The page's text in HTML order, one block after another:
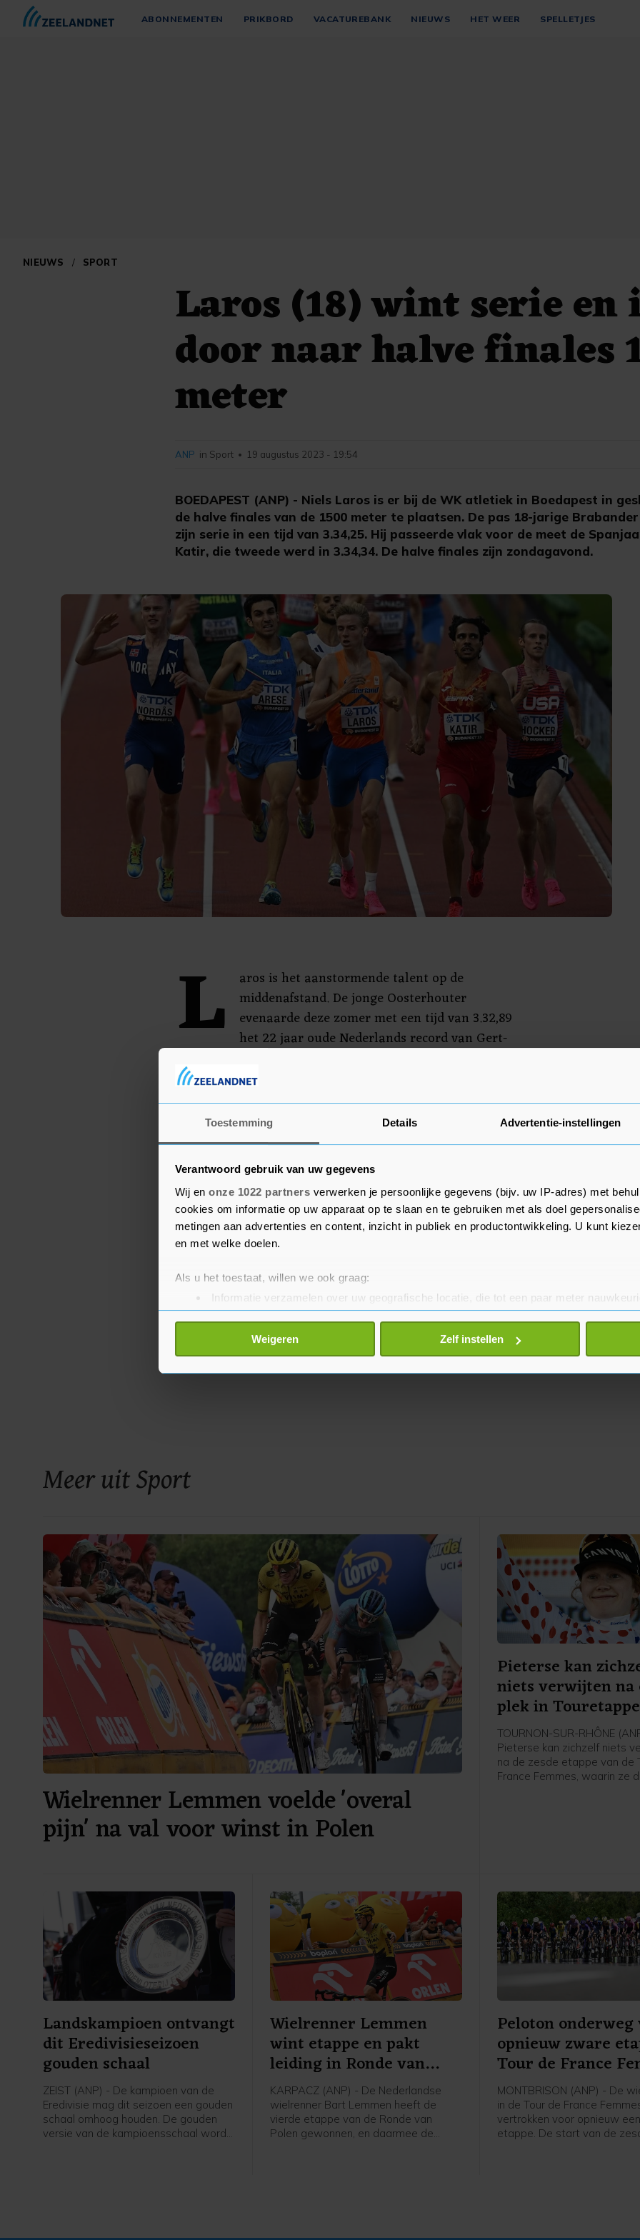
Toestemming Details Advertentie-instellingen
Verantwoord gebruik van uw gegevens
Wij en onze 1022 partners verwerken je persoonlijke gegevens (bijv. uw IP-adres) met
cookies om informatie op uw apparaat op te slaan en te gebruiken met als doel
metingen aan advertenties en content, inzicht in publiek en productontwikkeling. U kunt
en met welke doelen.
Als u het toestaat, willen we ook graag:
Informatie verzamelen over uw geografische locatie, die tot een paar meter
Uw apparaat identificeren door het actief te scannen op specifieke eigenschappen
Lees meer over hoe uw persoonlijke gegevens worden verwerkt en stel uw voorkeuren in het
toestemming op elk moment wijzigen of intrekken in de Cookieverklaring.
Weigeren Zelf instellen
ABONNEMENTEN PRIKBORD VACATUREBANK NIEUWS HET WEER SPELLETJES
NIEUWS / SPORT
Laros (18) wint serie en
door naar halve finales
meter
BOEDAPEST (ANP) - Niels Laros is er bij de WK atletiek in Boedapest in
de halve finales van de 1500 meter te plaatsen. De pas 18-jarige
zijn serie in een tijd van 3.34,25. Hij passeerde vlak voor de meet de
Katir, die tweede werd in 3.34,34. De halve finales zijn zondagavond.
ANP in Sport • 19 augustus 2023 - 19:54
L
aros is het aanstormende talent op de
middenafstand. De jonge Oosterhouter
evenaarde deze zomer met een tijd van 3.32,89
het 22 jaar oude Nederlands record van Gert-
meter in Boedapest. In aanloop naar de WK won hij goud
op de 1500 en 5000 meter op de EK onder 20 in
Jeruzalem.
Meer uit Sport
Wielrenner Lemmen voelde 'overal
pijn' na val voor winst in Polen
Pieterse kan
niets verwijten na
plek in Touretappe
TOURNON-SUR-RHÔNE
Pieterse kan zichzelf niets
na de zesde etappe van de
France Femmes, waarin ze
Landskampioen ontvangt
dit Eredivisieseizoen
gouden schaal
ZEIST (ANP) - De kampioen van de
Eredivisie mag dit seizoen een gouden
schaal omhoog houden. De gouden
versie van de kampioensschaal wordt
Wielrenner Lemmen
wint etappe en pakt
leiding in Ronde van
Polen
KARPACZ (ANP) - De Nederlandse
wielrenner Bart Lemmen heeft de
vierde etappe van de Ronde van
Polen gewonnen, en daarmee de
Peloton onderweg
opnieuw zware
Tour de France
MONTBRISON (ANP) - De
in de Tour de France
vertrokken voor opnieuw
etappe. De start van de